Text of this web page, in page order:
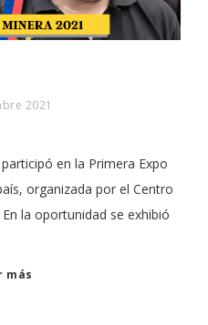
2021
en la Primera Expo
organizada por el Centro
la oportunidad se exhibió
más